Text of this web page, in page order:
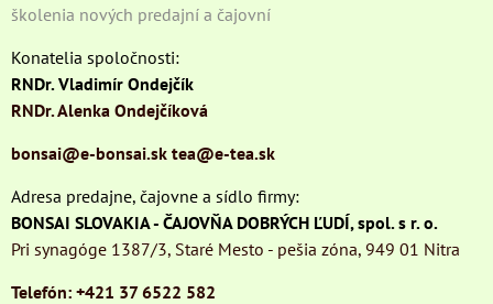
školenia nových predajní a čajovní
Konatelia spoločnosti:
RNDr. Vladimír Ondejčík
RNDr. Alenka Ondejčíková
bonsai@e-bonsai.sk tea@e-tea.sk
Adresa predajne, čajovne a sídlo firmy:
BONSAI SLOVAKIA - ČAJOVŇA DOBRÝCH ĽUDÍ, spol. s r. o.
Pri synagóge 1387/3, Staré Mesto - pešia zóna, 949 01 Nitra
Telefón: +421 37 6522 582